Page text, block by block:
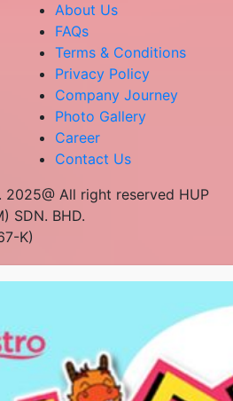
About Us
FAQs
Terms & Conditions
Privacy Policy
Company Journey
Photo Gallery
Career
Contact Us
All right reserved HUP
SDN. BHD.
K)